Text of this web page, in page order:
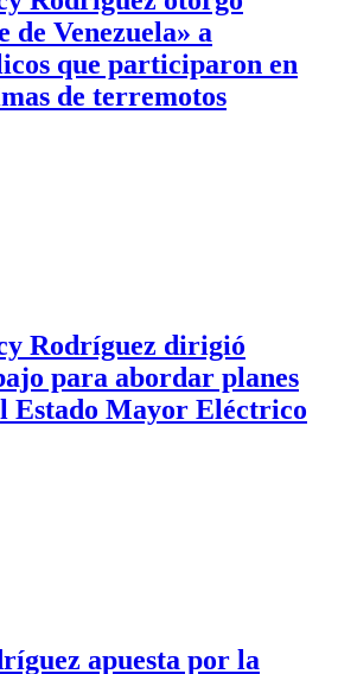
de Venezuela» a
que participaron en
de terremotos
Rodríguez dirigió
para abordar planes
Estado Mayor Eléctrico
apuesta por la